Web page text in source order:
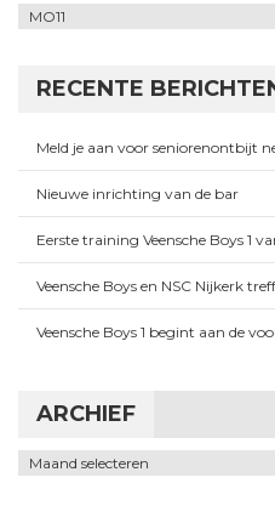
Categorieën
RECENTE
Meld je aan voor seniorenontbijt
Nieuwe inrichting van de bar
Eerste training Veensche Boys 1
Veensche Boys en NSC Nijkerk
Veensche Boys 1 begint aan de
ARCHIEF
Archief